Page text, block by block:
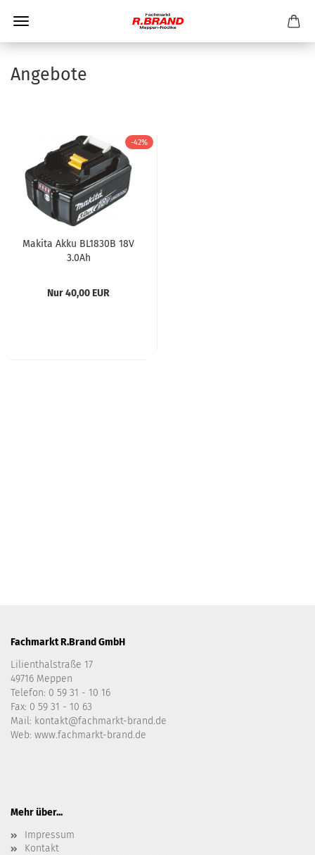
Angebote
-42%
Makita Akku BL1830B 18V
3.0Ah
Nur 40,00 EUR
Fachmarkt R.Brand GmbH
Lilienthalstraße 17
49716 Meppen
Telefon: 0 59 31 - 10 16
Fax: 0 59 31 - 10 63
Mail: kontakt@fachmarkt-brand.de
Web: www.fachmarkt-brand.de
Mehr über...
Impressum
Kontakt